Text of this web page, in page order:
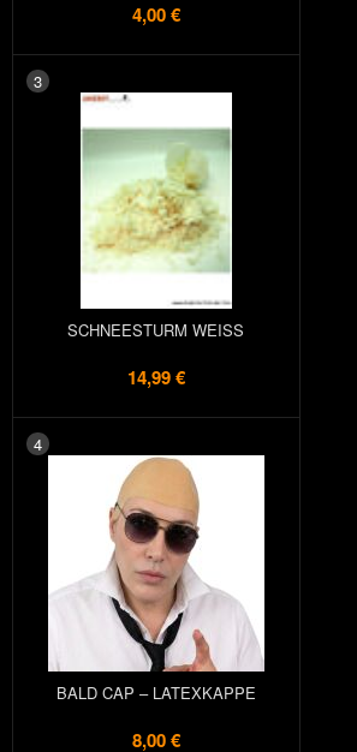
4,00 €
3
SCHNEESTURM WEISS
14,99 €
4
BALD CAP – LATEXKAPPE
8,00 €